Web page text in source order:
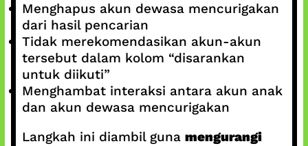
Menghapus akun dewasa mencurigakan
dari hasil pencarian
Tidak merekomendasikan akun-akun
tersebut dalam kolom “disarankan
untuk diikuti”
Menghambat interaksi antara akun anak
dan akun dewasa mencurigakan
Langkah ini diambil guna mengurangi